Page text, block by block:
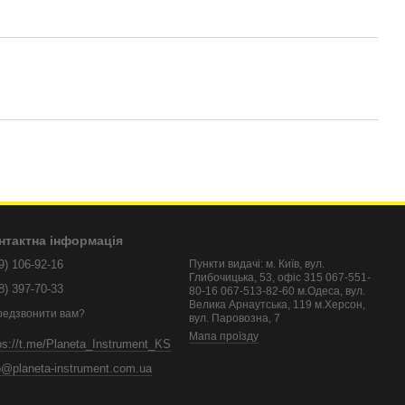
інформація
106-92-16
397-70-33
вам?
t.me/Planeta_Instrument_KS
instrument.com.ua
Пункти видачі: м. Київ, вул.
Глибочицька, 53, офіс 315 067-551-
80-16 067-513-82-60 м.Одеса, вул.
Велика Арнаутська, 119 м.Херсон,
вул. Паровозна, 7
Мапа проїзду